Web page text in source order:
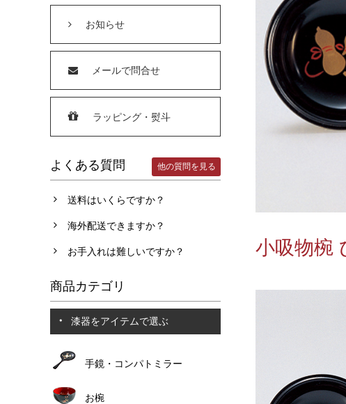
お知らせ
メールで問合せ
ラッピング・熨斗
よくある質問 他の質問を見る
送料はいくらですか？
海外配送できますか？
お手入れは難しいですか？
商品カテゴリ
漆器をアイテムで選ぶ
手鏡・コンパトミラー
お椀
小吸物椀